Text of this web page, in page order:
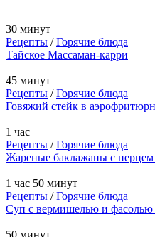
30 минут
Рецепты /Горячие блюда
Тайское Массаман-карри
45 минут
Рецепты /Горячие блюда
Говяжий стейк в
1 час
Рецепты /Горячие блюда
Жареные баклажаны с
1 час 50 минут
Рецепты /Горячие блюда
Суп с вермишелью и фасолью